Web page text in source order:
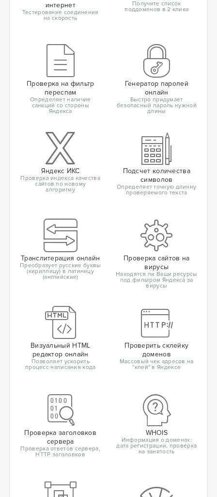
интернет
Тестирование соединения
на скорость
Получите список
поддоменов в 2 клика
Проверка на фильтр
переспам
Определяет наличие
санкций со стороны
Яндекса
Генератор паролей
онлайн
Быстро придумает
безопасный пароль нужной
длины
Яндекс ИКС
Проверка индекса качества
сайтов по новому
алгоритму
Подсчет количества
символов
Определяет точную длинну
проверяемого текста
Транслитерация онлайн
Преобразует русские буквы
(кириллицу) в латиницу
(английские)
Проверка сайтов на
вирусы
Находятся ли Ваши ресурсы
под фильтром Яндекса за
вирусы
Визуальный HTML
редактор онлайн
Позволяет ускорить
процесс написания кода
Проверить склейку
доменов
Массовый чек адресов на
"клей" в Яндексе
Проверка заголовков
сервера
Проверка ответов сервера,
HTTP заголовков
WHOIS
Информация о доменах:
дата регистрации, проверка
на занятость